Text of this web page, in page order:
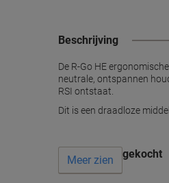
Beschrijving
De R-Go HE
neutrale, ontspannen
RSI ontstaat.
Dit is een draadloze
Vaak samen gekocht
Meer zien